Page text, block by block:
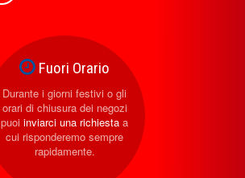
Fuori Orario
Durante i giorni festivi o gli
orari di chiusura dei negozi
puoi inviarci una richiesta a
cui risponderemo sempre
rapidamente.